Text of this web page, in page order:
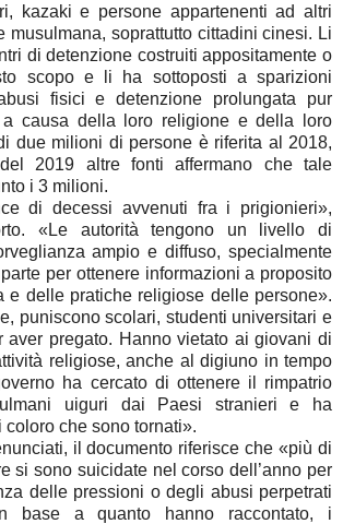
kazaki e persone appartenenti ad altri
musulmana, soprattutto cittadini cinesi. Li
di detenzione costruiti appositamente o
scopo e li ha sottoposti a sparizioni
fisici e detenzione prolungata pur
a causa della loro religione e della loro
due milioni di persone è riferita al 2018,
2019 altre fonti affermano che tale
i 3 milioni.
di decessi avvenuti fra i prigionieri»,
«Le autorità tengono un livello di
ampio e diffuso, specialmente
per ottenere informazioni a proposito
e delle pratiche religiose delle persone».
puniscono scolari, studenti universitari e
aver pregato. Hanno vietato ai giovani di
religiose, anche al digiuno in tempo
ha cercato di ottenere il rimpatrio
uiguri dai Paesi stranieri e ha
che sono tornati».
il documento riferisce che «più di
si sono suicidate nel corso dell’anno per
delle pressioni o degli abusi perpetrati
base a quanto hanno raccontato, i